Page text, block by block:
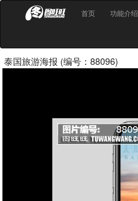
首页 功能介绍
泰国旅游海报 (编号：88096)